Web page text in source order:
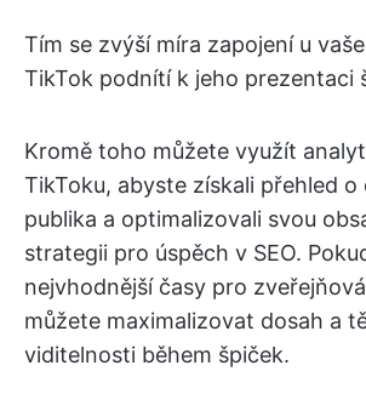
Tím se zvýší míra zapojení u
TikTok podnítí k jeho prezentaci
Kromě toho můžete využít
TikToku, abyste získali přehled o
publika a optimalizovali svou
strategii pro úspěch v SEO.
nejvhodnější časy pro
můžete maximalizovat dosah a
viditelnosti během špiček.